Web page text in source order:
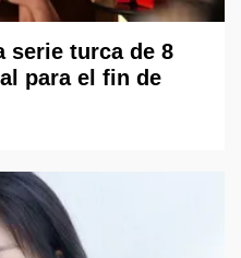
serie turca de 8
para el fin de